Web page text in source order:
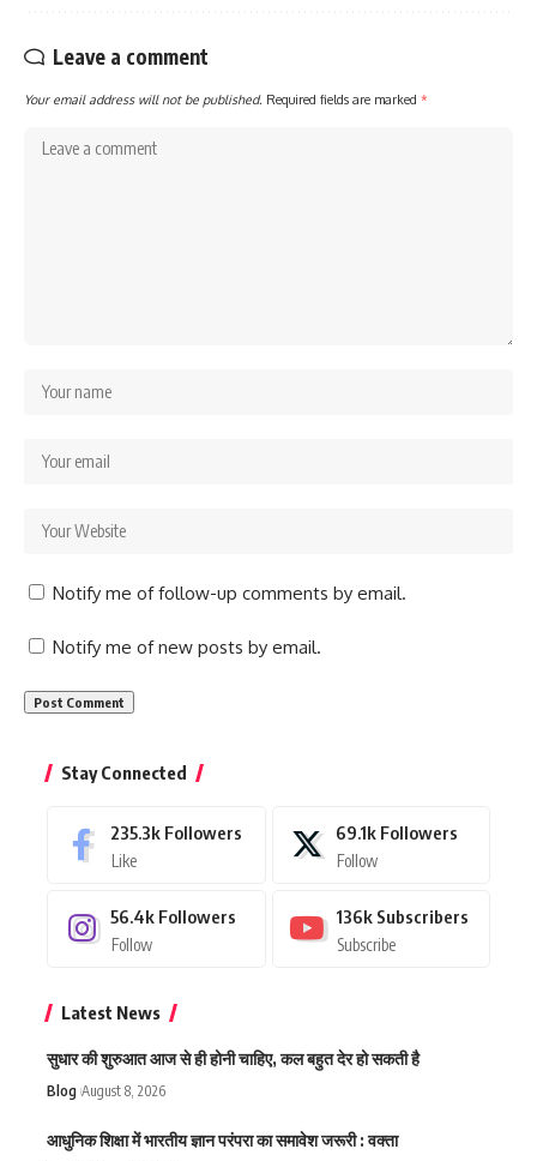
Leave a comment
Your email address will not be published. Required fields are marked *
Notify me of follow-up comments by email.
Notify me of new posts by email.
Stay Connected
235.3k Followers
Like
69.1k Followers
Follow
56.4k Followers
Follow
136k Subscribers
Subscribe
Latest News
सुधार की शुरुआत आज से ही होनी चाहिए, कल बहुत देर हो सकती है
Blog August 8, 2026
आधुनिक शिक्षा में भारतीय ज्ञान परंपरा का समावेश जरूरी : वक्ता